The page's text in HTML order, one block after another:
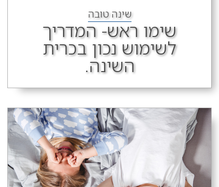
שינה טובה
שימו ראש- המדריך
לשימוש נכון בכרית
השינה.